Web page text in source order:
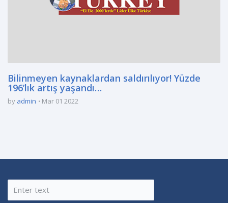
Bilinmeyen kaynaklardan saldırılıyor! Yüzde
196’lık artış yaşandı…
by admin Mar 01 2022